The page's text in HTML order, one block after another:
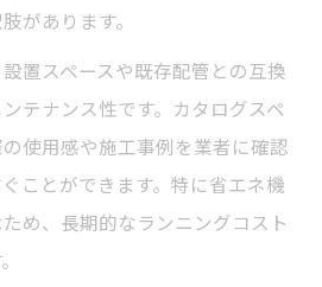
があります。
置スペースや既存配管との互換
テナンス性です。カタログスペ
使用感や施工事例を業者に確認
ことができます。特に省エネ機
め、長期的なランニングコスト